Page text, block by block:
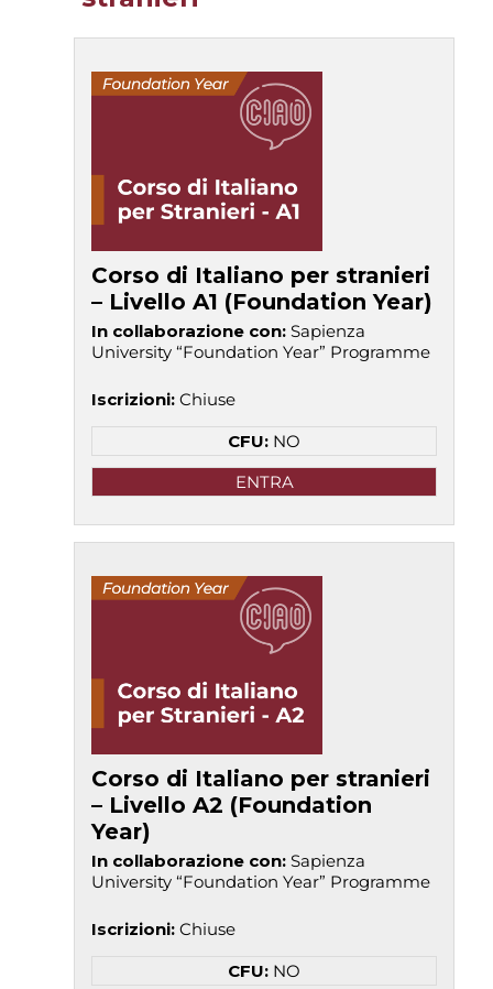
Corso di Italiano per stranieri
– Livello A1 (Foundation Year)
In collaborazione con: Sapienza
University “Foundation Year” Programme
Iscrizioni: Chiuse
CFU: NO
ENTRA
Corso di Italiano per stranieri
– Livello A2 (Foundation
Year)
In collaborazione con: Sapienza
University “Foundation Year” Programme
Iscrizioni: Chiuse
CFU: NO